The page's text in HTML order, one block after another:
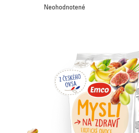
Priemerné
hodnotenie
Neohodnotené